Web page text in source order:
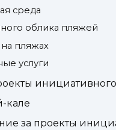
среда
облика пляжей
пляжах
услуги
кале
за проекты